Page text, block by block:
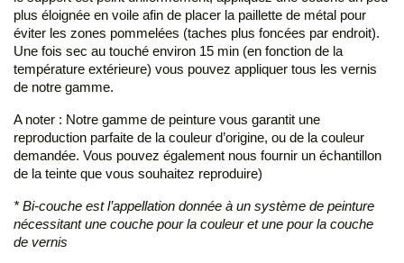
plus éloignée en voile afin de placer la paillette de métal pour
éviter les zones pommelées (taches plus foncées par endroit).
Une fois sec au touché environ 15 min (en fonction de la
température extérieure) vous pouvez appliquer tous les vernis
de notre gamme.
A noter : Notre gamme de peinture vous garantit une
reproduction parfaite de la couleur d’origine, ou de la couleur
demandée. Vous pouvez également nous fournir un échantillon
de la teinte que vous souhaitez reproduire)
* Bi-couche est l’appellation donnée à un système de peinture
nécessitant une couche pour la couleur et une pour la couche
de vernis